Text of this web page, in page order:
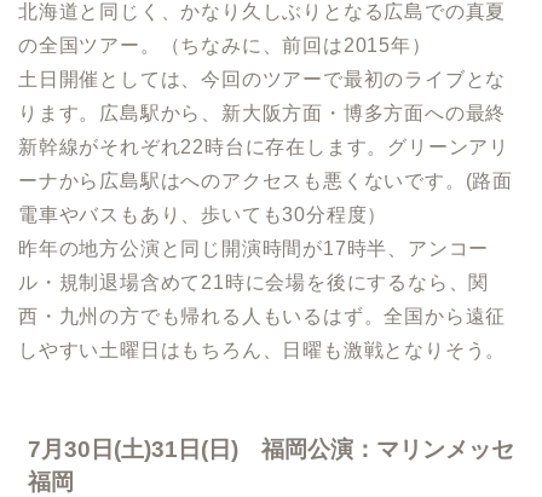
北海道と同じく、かなり久しぶりとなる広島での真夏
の全国ツアー。（ちなみに、前回は2015年）
土日開催としては、今回のツアーで最初のライブとな
ります。広島駅から、新大阪方面・博多方面への最終
新幹線がそれぞれ22時台に存在します。グリーンアリ
ーナから広島駅はへのアクセスも悪くないです。(路面
電車やバスもあり、歩いても30分程度）
昨年の地方公演と同じ開演時間が17時半、アンコー
ル・規制退場含めて21時に会場を後にするなら、関
西・九州の方でも帰れる人もいるはず。全国から遠征
しやすい土曜日はもちろん、日曜も激戦となりそう。
7月30日(土)31日(日) 福岡公演：マリンメッセ
福岡